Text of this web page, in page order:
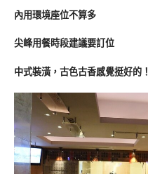
內用環境座位不算多
尖峰用餐時段建議要訂位
中式裝潢，古色古香感覺挺好的！